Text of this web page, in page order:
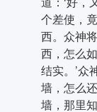
个差使，
西。众神
西，怎么
结实。’众
墙，怎么
墙，那里